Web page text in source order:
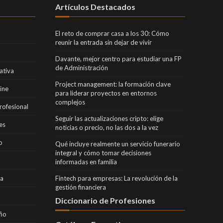
Artículos Destacados
El reto de comprar casa a los 30: Cómo
reunir la entrada sin dejar de vivir
Davante, mejor centro para estudiar una FP
de Administración
Project management: la formación clave
para liderar proyectos en entornos
complejos
Seguir las actualizaciones cripto: elige
noticias o precio, no las dos a la vez
Qué incluye realmente un servicio funerario
integral y cómo tomar decisiones
informadas en familia
Fintech para empresas: La revolución de la
gestión financiera
Diccionario de Profesiones